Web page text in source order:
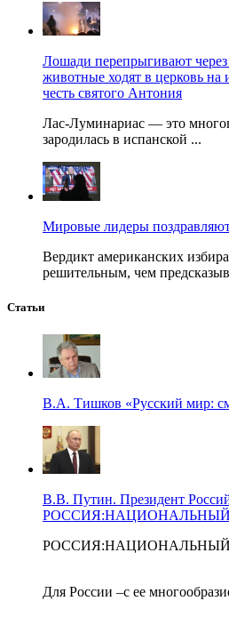
Лошади перепрыгивают
животные ходят в церковь на
честь святого Антония
Лас-Луминариас — это
зародилась в испанской ...
Мировые лидеры
Вердикт американских
решительным, чем
Статьи
В.А. Тишков «Русский мир:
В.В. Путин. Президент
Для России –с ее